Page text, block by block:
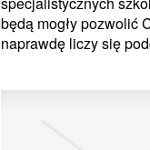
będą mogły pozwolić
naprawdę liczy się